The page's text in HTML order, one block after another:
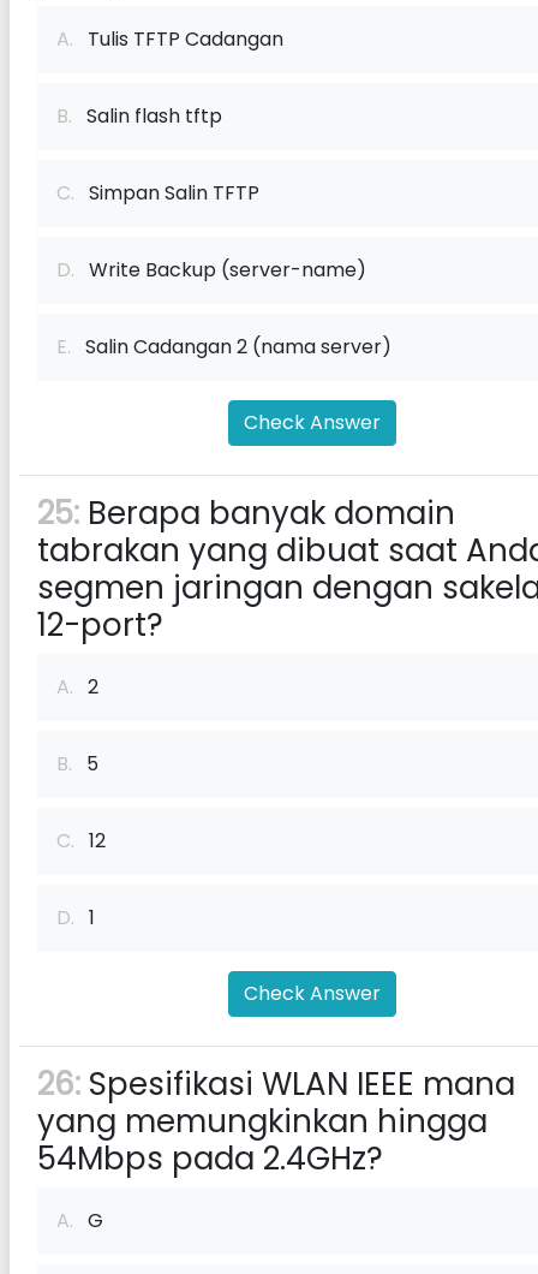
A. Tulis TFTP Cadangan
B. Salin flash tftp
C. Simpan Salin TFTP
D. Write Backup (server-name)
E. Salin Cadangan 2 (nama server)
Check Answer
25: Berapa banyak domain
tabrakan yang dibuat saat
segmen jaringan dengan
12-port?
A. 2
B. 5
C. 12
D. 1
Check Answer
26: Spesifikasi WLAN IEEE mana
yang memungkinkan hingga
54Mbps pada 2.4GHz?
A. G